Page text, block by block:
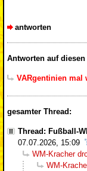
antworten
Antworten auf
VARgentinien mal
gesamter Thread:
Thread: Fußball-
07.07.2026, 15:09
WM-Kracher
WM-